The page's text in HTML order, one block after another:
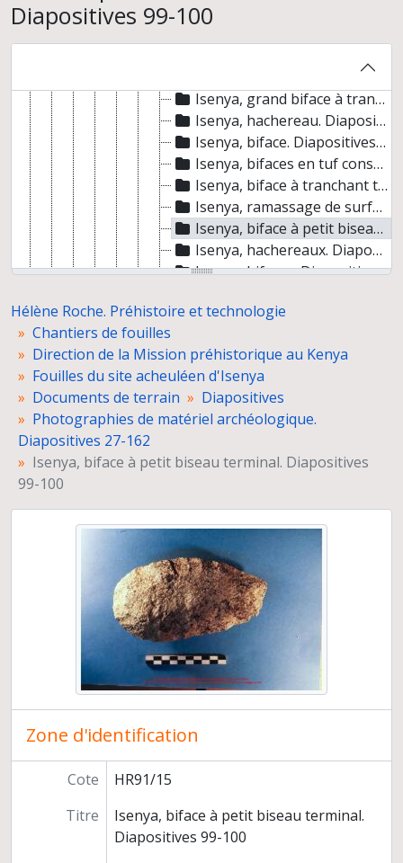
Diapositives 99-100Isenya, bifaces en tuf consolidé. Diapositives 47-48
Isenya, nucléus. Diapositives 52-54
Isenya, grand biface à tranchant terminal. Diapositives 55-58
Isenya, hachereau. Diapositives 59-62
Isenya, biface. Diapositives 63-66
Isenya, bifaces en tuf consolidé. Diapositives 67-79
Isenya, biface à tranchant terminal en tuf consolidé. Diapositives 80-86
Isenya, ramassage de surface (sphéroïdes, bifaces, hachereaux). Diapositives 87-98
Isenya, biface à petit biseau terminal. Diapositives 99-100
Isenya, hachereaux. Diapositives 101-104
Isenya, bifaces. Diapositives 105-110
Isenya, hachereau (méthode de débitage Kombewa). Diapositives 113-114
Isenya, petit biface à tranchant terminal. Diapositives 118-119
Isenya, biface. Diapositive 120
Isenya, grand biface à tranchant terminal. Diapositives 121-122
Isenya, racloir. Diapositives 123-124
Isenya, hachereau. Diapositive 131
Isenya, nucléus. Diapositives 133-136
Isenya, hachereaux. Diapositives 137-140
Isenya, éclats. Diapositives 141-144
Isenya, hachereau. Diapositives 145-146
Isenya, biface d'hachereau. Diapositives 147-148
Isenya, expérience de taille. Fabrication d'un polyèdre. Diapositive 149
Isenya, expérience de taille. Fabrication de deux polyèdres. Diapositive 150
Isenya, éclat. Diapositive 151
Isenya, petits éclats en chert. Diapositive 152
Isenya, expérience de taille d'un grand éclat. Diapositive 156
Isenya, expérience de taille. Fabrication de polyèdres. Diapositives 157-158
Isenya, biface. Diapositive 160
Isenya, bébés hachereaux. Diapositives 161-162
Hélène Roche. Préhistoire et technologie
Chantiers de fouilles
Direction de la Mission préhistorique au Kenya
Fouilles du site acheuléen d'Isenya
Documents de terrain
Diapositives
Photographies de matériel archéologique.
Diapositives 27-162
Isenya, biface à petit biseau terminal. Diapositives
99-100
Zone d'identification
Cote
HR91/15
Titre
Isenya, biface à petit biseau terminal.
Diapositives 99-100